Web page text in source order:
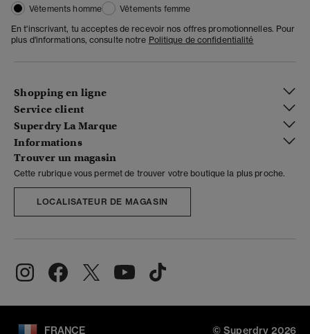
Vêtements homme
Vêtements femme
En t'inscrivant, tu acceptes de recevoir nos offres promotionnelles. Pour
plus d'informations, consulte notre Politique de confidentialité
Shopping en ligne
Service client
Superdry La Marque
Informations
Trouver un magasin
Cette rubrique vous permet de trouver votre boutique la plus proche.
LOCALISATEUR DE MAGASIN
FRANCE © Superdry 2026